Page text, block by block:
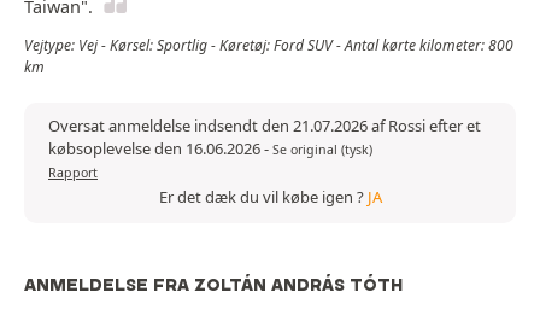
Taiwan".
Vejtype: Vej - Kørsel: Sportlig - Køretøj: Ford SUV - Antal kørte kilometer: 800
km
Oversat anmeldelse indsendt den 21.07.2026 af Rossi efter et
købsoplevelse den 16.06.2026- Se original (tysk)
Rapport
Er det dæk du vil købe igen ? JA
ANMELDELSE FRA ZOLTÁN ANDRÁS TÓTH